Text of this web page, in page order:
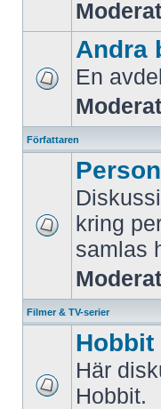
Andra
En
Författaren
kring
samlas
Filmer & TV-serier
Hobbit
Här
Hobbit.